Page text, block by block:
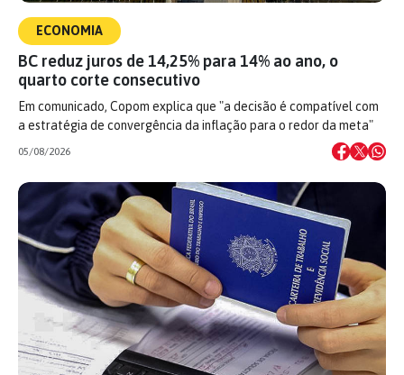
ECONOMIA
BC reduz juros de 14,25% para 14% ao ano, o
quarto corte consecutivo
Em comunicado, Copom explica que "a decisão é compatível com
a estratégia de convergência da inflação para o redor da meta"
05/08/2026